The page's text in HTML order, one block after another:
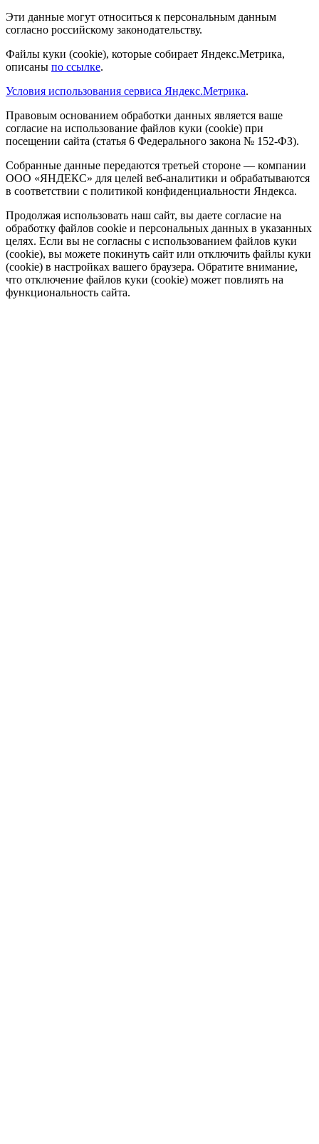
Эти данные могут относиться к персональным данным
согласно российскому законодательству.
Файлы куки (cookie), которые собирает Яндекс.Метрика,
описаны по ссылке.
Условия использования сервиса Яндекс.Метрика.
Правовым основанием обработки данных является ваше
согласие на использование файлов куки (cookie) при
посещении сайта (статья 6 Федерального закона № 152-ФЗ).
Собранные данные передаются третьей стороне — компании
ООО «ЯНДЕКС» для целей веб-аналитики и обрабатываются
в соответствии с политикой конфиденциальности Яндекса.
Продолжая использовать наш сайт, вы даете согласие на
обработку файлов cookie и персональных данных в указанных
целях. Если вы не согласны с использованием файлов куки
(cookie), вы можете покинуть сайт или отключить файлы куки
(cookie) в настройках вашего браузера. Обратите внимание,
что отключение файлов куки (cookie) может повлиять на
функциональность сайта.